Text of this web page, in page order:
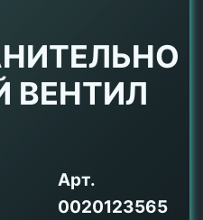
ВЕНТИЛ
Арт.
0020123565